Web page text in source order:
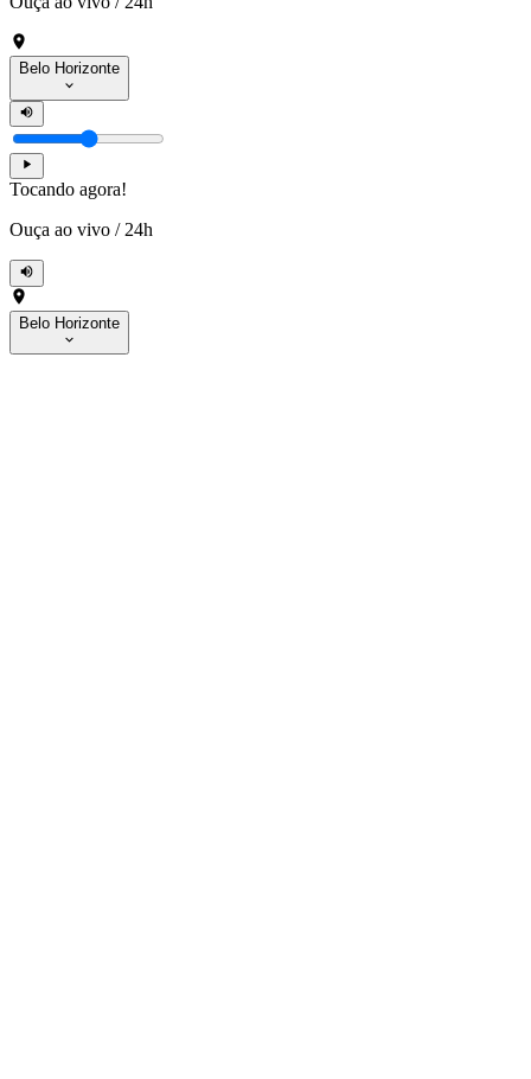
Belo Horizonte
Tocando agora!
Ouça ao vivo / 24h
Belo Horizonte